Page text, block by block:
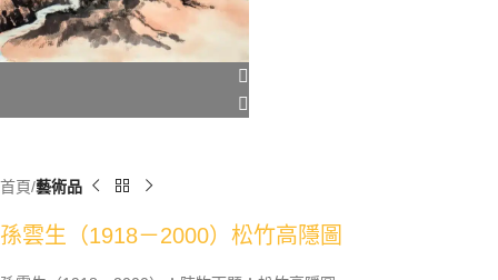
首頁 藝術品
孫雲生（1918－2000）松竹高隱圖